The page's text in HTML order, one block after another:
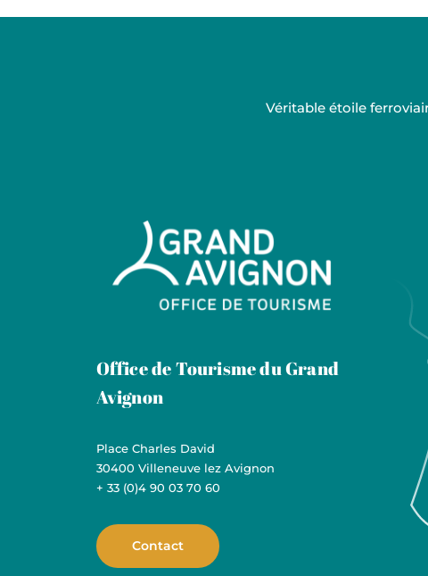
Véritable étoile
Office de Tourisme du Grand
Avignon
Place Charles David
30400 Villeneuve lez Avignon
+ 33 (0)4 90 03 70 60
Contact